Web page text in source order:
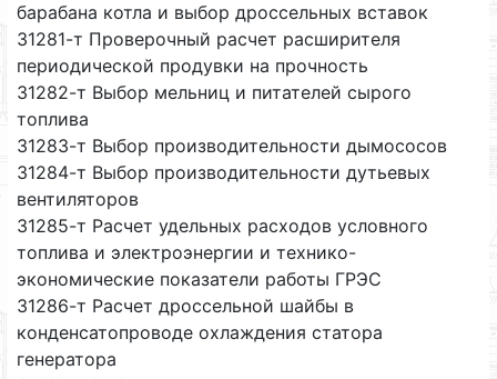
барабана котла и выбор дроссельных вставок
31281-т Проверочный расчет расширителя
периодической продувки на прочность
31282-т Выбор мельниц и питателей сырого
топлива
31283-т Выбор производительности дымососов
31284-т Выбор производительности дутьевых
вентиляторов
31285-т Расчет удельных расходов условного
топлива и электроэнергии и технико-
экономические показатели работы ГРЭС
31286-т Расчет дроссельной шайбы в
конденсатопроводе охлаждения статора
генератора